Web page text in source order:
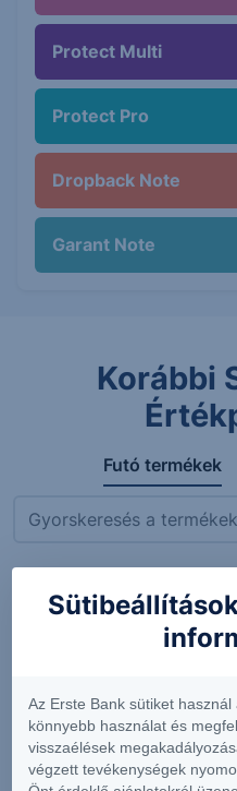
Protect Multi
Protect Pro
Dropback Note
Garant Note
Korábbi
Futó termékek
Megnevezés ISIN
Express
OneStar
Smart
Infrastructure
EUR 26-29
Az Erste Bank sütiket
könnyebb használat és
visszaélések
végzett tevékenységek